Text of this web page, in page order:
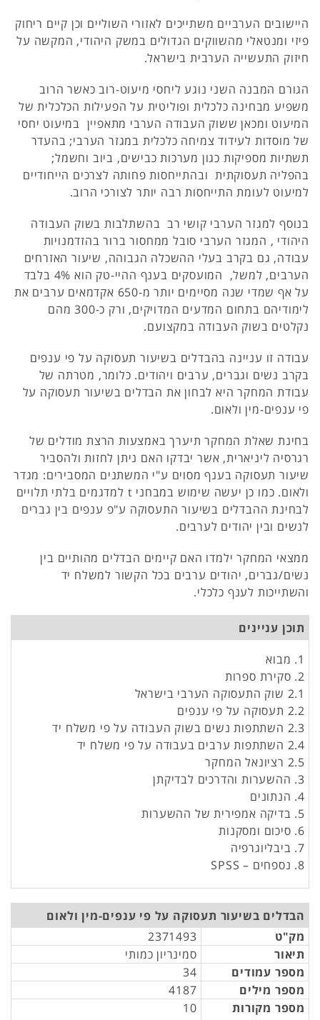
היישובים הערביים משתייכים לאזורי השוליים וכן קיים ריחוק
פיזי ומנטאלי מהשווקים הגדולים במשק היהודי, המקשה על
חיזוק התעשייה הערבית בישראל.
הגורם המבנה השני נוגע ליחסי מיעוט-רוב כאשר הרוב
משפיע מבחינה כלכלית ופוליטית על הפעילות הכלכלית של
המיעוט ומכאן ששוק העבודה הערבי מתאפיין במיעוט יחסי
של מוסדות לעידוד צמיחה כלכלית במגזר הערבי; בהעדר
תשתיות מספיקות כגון מערכות כבישים, ביוב וחשמל;
בהפליה תעסוקתית ובהתייחסות פחותה לצרכים הייחודיים
למיעוט לעומת התייחסות רבה יותר לצורכי הרוב.
בנוסף למגזר הערבי קושי רב בהשתלבות בשוק העבודה
היהודי , המגזר הערבי סובל ממחסור ברור בהזדמנויות
עבודה, גם בקרב בעלי ההשכלה הגבוהה, שיעור האזרחים
הערבים, למשל, המועסקים בענף ההיי-טק הוא 4% בלבד
על אף שמדי שנה מסיימים יותר מ-650 אקדמאים ערבים את
לימודיהם בתחום המדעים המדויקים, ורק כ-300 מהם
נקלטים בשוק העבודה במקצועם.
עבודה זו עניינה בהבדלים בשיעור תעסוקה על פי ענפים
בקרב נשים וגברים, ערבים ויהודים. כלומר, מטרתה של
עבודת המחקר היא לבחון את הבדלים בשיעור תעסוקה על
פי ענפים-מין ולאום.
בחינת שאלת המחקר תיערך באמצעות הרצת מודלים של
רגרסיה ליניארית, אשר יבדקו האם ניתן לחזות ולהסביר
שיעור תעסוקה בענף מסוים ע"י המשתנים המסבירים: מגדר
ולאום. כמו כן יעשה שימוש במבחני t למדגמים בלתי תלויים
לבחינת ההבדלים בשיעור התעסוקה ע"פ ענפים בין גברים
לנשים ובין יהודים לערבים.
ממצאי המחקר ילמדו האם קיימים הבדלים מהותיים בין
נשים/גברים, יהודים ערבים בכל הקשור למשלח יד
והשתייכות לענף כלכלי.
תוכן עניינים
1. מבוא
2. סקירת ספרות
2.1 שוק התעסוקה הערבי בישראל
2.2 תעסוקה על פי ענפים
2.3 השתתפות נשים בשוק העבודה על פי משלח יד
2.4 השתתפות ערבים בעבודה על פי משלח יד
2.5 רציונאל המחקר
3. ההשערות והדרכים לבדיקתן
4. הנתונים
5. בדיקה אמפירית של ההשערות
6. סיכום ומסקנות
7. ביבליוגרפיה
8. נספחים – SPSS
הבדלים בשיעור תעסוקה על פי ענפים-מין ולאום
מק"ט
2371493
תיאור
סמינריון כמותי
מספר עמודים
34
מספר מילים
4187
מספר מקורות
10